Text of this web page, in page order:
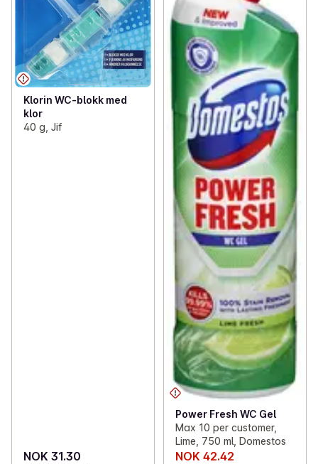
Klorin WC-blokk med
klor
40 g, Jif
NOK 31.30
Power Fresh WC Gel
Max 10 per customer,
Lime, 750 ml, Domestos
NOK 42.42